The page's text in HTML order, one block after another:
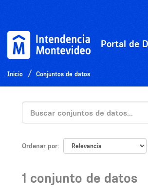
Portal de
Inicio Conjuntos de datos
Ordenar por
1 conjunto de datos